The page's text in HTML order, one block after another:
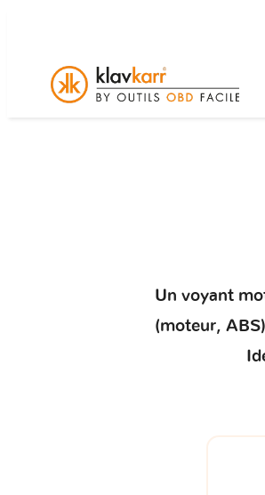
Un voyant
(moteur,